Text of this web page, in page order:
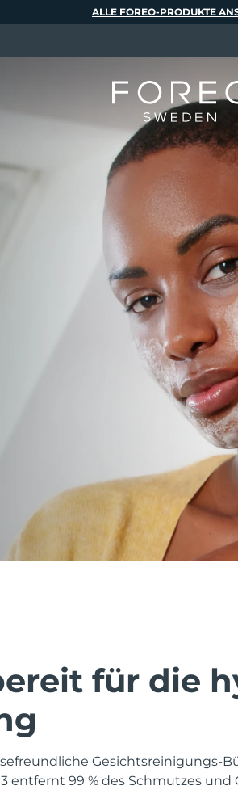
für die
Gesichtsreinigungs-
entfernt 99 % des Schmutzes und
ALLE FOREO-PRODUKTE